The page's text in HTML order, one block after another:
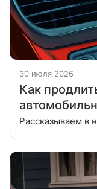
30 июля 2026
Как
Рассказываем в